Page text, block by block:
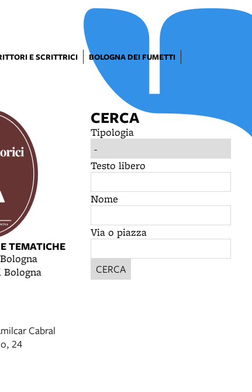
E SCRITTRICI
BOLOGNA DEI FUMETTI
TEMATICHE
Bologna
Cabral
24
CERCA
Tipologia
Testo libero
Nome
Via o piazza
CERCA